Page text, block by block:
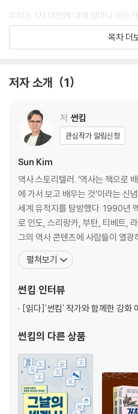
우리는 1차 대전에 대해 얼마나 아는
독일은 왜 괴물 국가가 되었는가?
독일 통일의 아버지 비스마르크 등장
외교의 달인, 비스마르크
스스로 무덤을 파기 시작하는 독일
중국 칭다오에 독일 맥주 공장이 생긴
영국, 프랑스, 러시아vs독일, 오스트
유럽의 화약고 발칸반도, 드디어 폭발
발칸반도가 1차 대전의 도화선?
독일이라는 빽이 있었던 오스트리아,
독일이 믿었던 구석, ‘슐리펜 계획’이
슐리펜 계획의 치명적인 허점
영국, 1차 대전에 참전하다
전쟁터에도 크리스마스는 찾아오고
전쟁터에서 갑자기 사라진 러시아, 그
멕시코도 1차 대전에 참전할 뻔했다
독일 황제, 도망가다!
영화로 듣는 세계사 | 1917
2장 치밀하게 계획된 2차 대전
목차 더
저자 소개 1
저 썬킴
관심작가 알림신청
Sun Kim
역사 스토리텔러. ‘역사는 책으로
에 가서 보고 배우는 것’이라는 신
세계 유적지를 탐방했다. 1990년
로 인도, 스리랑카, 부탄, 티베트,
그의 역사 콘텐츠에 사람들이 열
는 ‘스토리텔링’ 능력 때문. 네이버
킴의 세계사 완전정복]과 [썬킴의
니다] 등에서 활약하고
펼쳐보기
썬킴 인터뷰
[읽다]'썬킴' 작가와 함께한 강화
썬킴의 다른 상품